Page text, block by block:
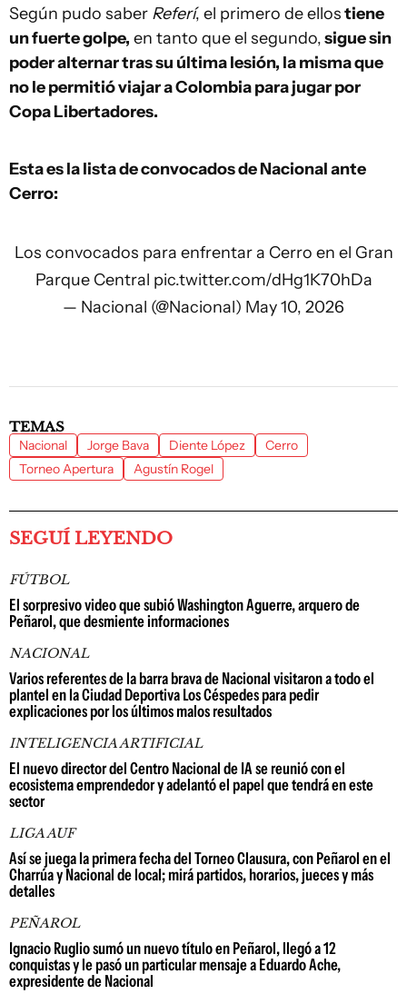
Según pudo saber Referí, el primero de ellostiene
un fuerte golpe, en tanto que el segundo,sigue sin
poder alternar tras su última lesión, la misma que
no le permitió viajar a Colombia para jugar por
Copa Libertadores.
Esta es la lista de convocados de Nacional ante
Cerro:
Los convocados para enfrentar a Cerro en el Gran
Parque Central pic.twitter.com/dHg1K70hDa
— Nacional (@Nacional) May 10, 2026
TEMAS
Nacional Jorge Bava Diente López
Cerro
Torneo Apertura
Agustín Rogel
SEGUÍ LEYENDO
FÚTBOL
El sorpresivo video que subió Washington Aguerre, arquero de
Peñarol, que desmiente informaciones
NACIONAL
Varios referentes de la barra brava de Nacional visitaron a todo el
plantel en la Ciudad Deportiva Los Céspedes para pedir
explicaciones por los últimos malos resultados
INTELIGENCIA ARTIFICIAL
El nuevo director del Centro Nacional de IA se reunió con el
ecosistema emprendedor y adelantó el papel que tendrá en este
sector
LIGA AUF
Así se juega la primera fecha del Torneo Clausura, con Peñarol en el
Charrúa y Nacional de local; mirá partidos, horarios, jueces y más
detalles
PEÑAROL
Ignacio Ruglio sumó un nuevo título en Peñarol, llegó a 12
conquistas y le pasó un particular mensaje a Eduardo Ache,
expresidente de Nacional